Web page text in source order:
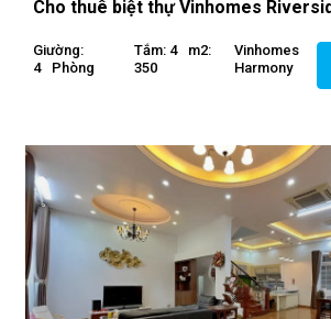
Giường:
4
Phòng
Tắm: 4
M2:
350
Vinhomes
Harmony